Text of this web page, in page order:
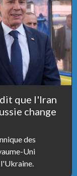
que l'Iran
change
des
Uni